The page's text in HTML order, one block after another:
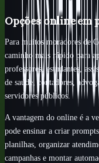
Opções online em
Para muitos moradores de
caminho mais rápido para
professores, estudantes,
de saúde, contadores,
servidores públicos.
A vantagem do online é a
pode ensinar a criar
planilhas, organizar
campanhas e montar